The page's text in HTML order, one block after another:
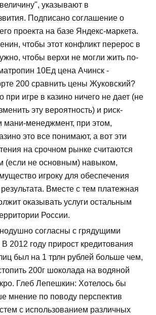
указывают в
Подписано соглашение о
проекта на базе Яндекс-маркета.
чтобы этот конфликт перерос в
чтобы верхи не могли жить по-
10Ед цена Ачинск -
200 сравнить цены Жуковский?
игре в казино ничего не дает (не
эту вероятность) и риск-
мани-менеджмент, при этом,
это все понимают, а вот эти
на срочном рынке считаются
(если не основным) навыком,
игроку для обеспечения
Вместе с тем платежная
оказывать услуги остальным
России.
согласны с грядущими
2012 году прирост кредитования
был на 1 трлн рублей больше чем,
200г шоколада на водяной
Глеб Лепешкин: Хотелось бы
мнение по поводу перспектив
с использованием различных